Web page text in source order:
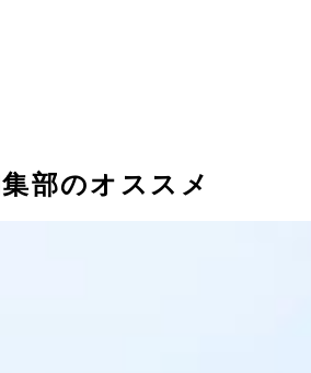
部のオススメ